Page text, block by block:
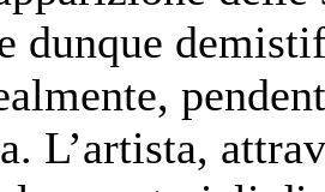
dunque
L’artista,